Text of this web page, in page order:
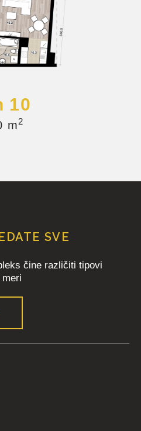
10
m2
SVE
čine različiti tipovi